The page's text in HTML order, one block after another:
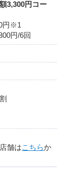
3,300円コー
円※1
円/6回
舗はこちらか